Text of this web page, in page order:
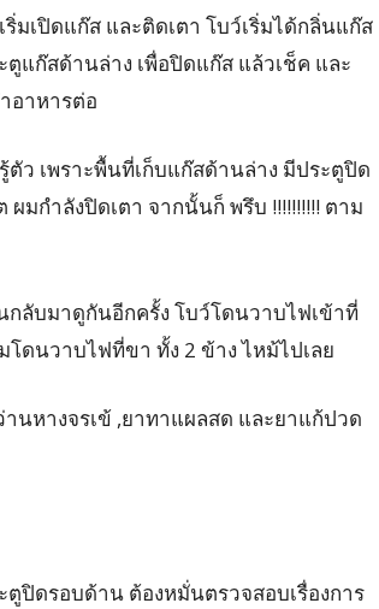
เปิดแก๊ส และติดเตา โบว์เริ่มได้กลิ่นแก๊ส
แก๊สด้านล่าง เพื่อปิดแก๊ส แล้วเช็ค และ
อาหารต่อ
ตัว เพราะพื้นที่เก็บแก๊สด้านล่าง มีประตูปิด
มกำลังปิดเตา จากนั้นก็ พรึบ !!!!!!!!!! ตาม
ลับมาดูกันอีกครั้ง โบว์โดนวาบไฟเข้าที่
ดนวาบไฟที่ขา ทั้ง 2 ข้าง ไหม้ไปเลย
นหางจรเข้ ,ยาทาแผลสด และยาแก้ปวด
ตูปิดรอบด้าน ต้องหมั่นตรวจสอบเรื่องการ